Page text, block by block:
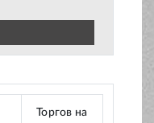
Торгов на